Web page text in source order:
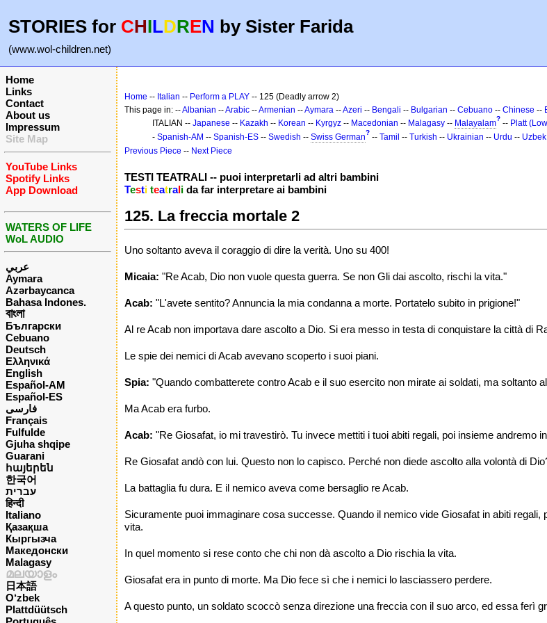
STORIES for CHILDREN by Sister Farida
(www.wol-children.net)
Home
Links
Contact
About us
Impressum
Site Map
YouTube Links
Spotify Links
App Download
WATERS OF LIFE
WoL AUDIO
عربي
Aymara
Azərbaycanca
Bahasa Indones.
বাংলা
Български
Cebuano
Deutsch
Ελληνικά
English
Español-AM
Español-ES
فارسی
Français
Fulfulde
Gjuha shqipe
Guarani
հայերեն
한국어
עברית
हिन्दी
Italiano
Қазақша
Кыргызча
Македонски
Malagasy
മലയാളം
日本語
O‘zbek
Plattdüütsch
Home -- Italian -- Perform a PLAY -- 125 (Deadly arrow 2)
This page in: --Albanian --Arabic --Armenian --Aymara --Azeri -- Bengali -- Bulgarian -- Cebuano -- Chinese --
ITALIAN -- Japanese -- Kazakh -- Korean -- Kyrgyz -- Macedonian -- Malagasy -- Malayalam? -- Platt
- Spanish-AM -- Spanish-ES -- Swedish -- Swiss German? -- Tamil -- Turkish -- Ukrainian -- Urdu -- Uzbek
Previous Piece -- Next Piece
TESTI TEATRALI -- puoi interpretarli ad altri bambini
Testi teatrali da far interpretare ai bambini
125. La freccia mortale 2
Uno soltanto aveva il coraggio di dire la verità. Uno su 400!
Micaia: "Re Acab, Dio non vuole questa guerra. Se non Gli dai ascolto, rischi la vita."
Acab: "L'avete sentito? Annuncia la mia condanna a morte. Portatelo subito in prigione!"
Al re Acab non importava dare ascolto a Dio. Si era messo in testa di conquistare la città di
Le spie dei nemici di Acab avevano scoperto i suoi piani.
Spia: "Quando combatterete contro Acab e il suo esercito non mirate ai soldati, ma soltanto
Ma Acab era furbo.
Acab: "Re Giosafat, io mi travestirò. Tu invece mettiti i tuoi abiti regali, poi insieme andremo
Re Giosafat andò con lui. Questo non lo capisco. Perché non diede ascolto alla volontà di
La battaglia fu dura. E il nemico aveva come bersaglio re Acab.
Sicuramente puoi immaginare cosa successe. Quando il nemico vide Giosafat in abiti
vita.
In quel momento si rese conto che chi non dà ascolto a Dio rischia la vita.
Giosafat era in punto di morte. Ma Dio fece sì che i nemici lo lasciassero perdere.
A questo punto, un soldato scoccò senza direzione una freccia con il suo arco, ed essa ferì